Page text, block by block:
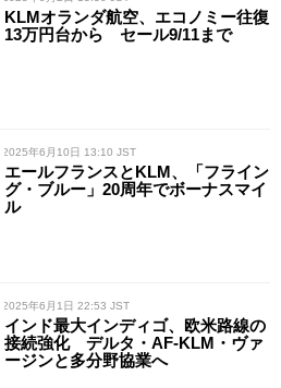
KLMオランダ航空、エコノミー往復
13万円台から セール9/11まで
/ 2025年6月10日 13:10 JST
エールフランスとKLM、「フライン
グ・ブルー」20周年でボーナスマイ
ル
/ 2025年6月1日 22:53 JST
インド最大インディゴ、欧米路線の
接続強化 デルタ・AF-KLM・ヴァ
ージンと多分野協業へ